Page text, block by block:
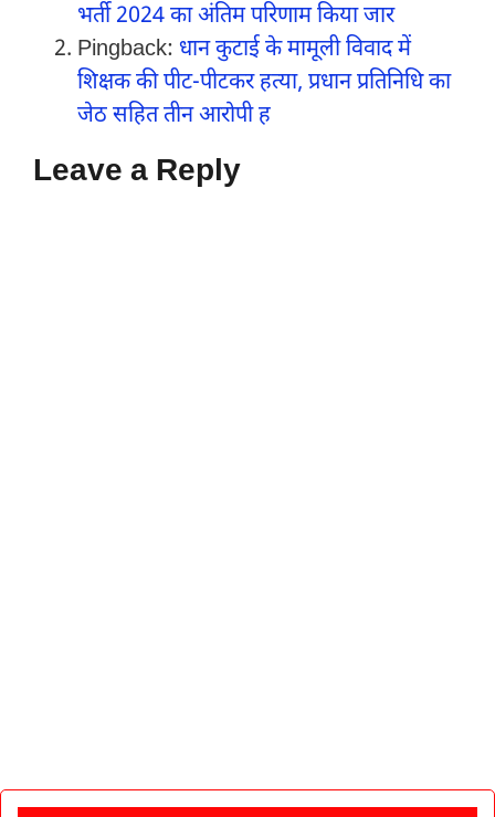
भर्ती 2024 का अंतिम परिणाम किया जार
Pingback: धान कुटाई के मामूली विवाद में
शिक्षक की पीट-पीटकर हत्या, प्रधान प्रतिनिधि का
जेठ सहित तीन आरोपी ह
Leave a Reply